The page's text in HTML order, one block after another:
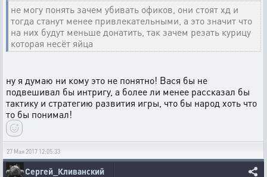
не могу понять зачем убивать офиков, они стоят хд и
тогда станут менее привлекательными, а это значит что
на них будут меньше донатить, так зачем резать курицу
которая несёт яйца
ну я думаю ни кому это не понятно! Вася бы не
подвешивал бы интригу, а более ли менее рассказал бы
тактику и стратегию развития игры, что бы народ хоть что
то бы понимал!
27 Мая 2017 12:05:33
Сергей_Кливанский